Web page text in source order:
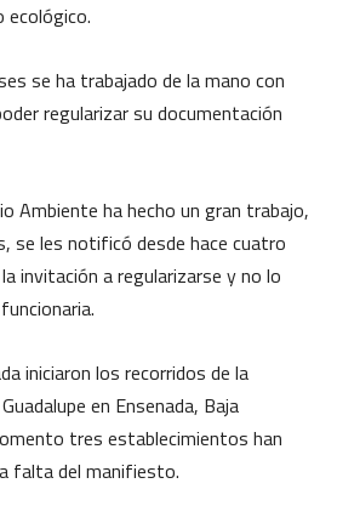
ecológico.
se ha trabajado de la mano con
regularizar su documentación
Ambiente ha hecho un gran trabajo,
se les notificó desde hace cuatro
invitación a regularizarse y no lo
iniciaron los recorridos de la
en Ensenada, Baja
tres establecimientos han
falta del manifiesto.